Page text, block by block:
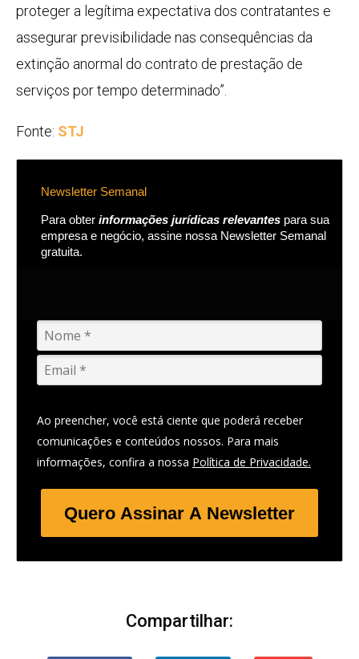
proteger a legítima expectativa dos contratantes e
assegurar previsibilidade nas consequências da
extinção anormal do contrato de prestação de
serviços por tempo determinado”.
Fonte: STJ
Newsletter Semanal
Para obter informações jurídicas relevantes para sua
empresa e negócio, assine nossa Newsletter Semanal
gratuita.
Ao preencher, você está ciente que poderá receber
comunicações e conteúdos nossos. Para mais
informações, confira a nossa Política de Privacidade.
Quero Assinar A Newsletter
Compartilhar: